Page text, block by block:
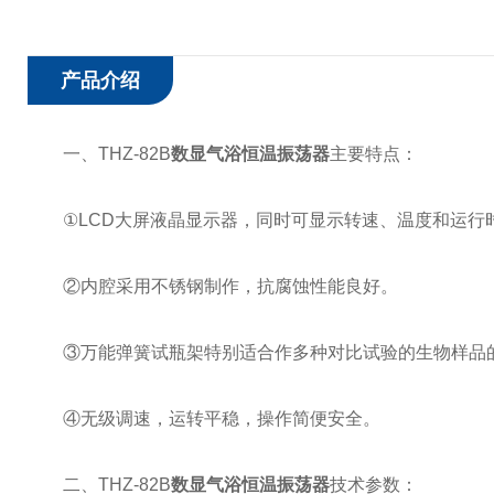
产品介绍
一、THZ-82B数显气浴恒温振荡器主要特点：
①LCD大屏液晶显示器，同时可显示转速、温度和运行
②内腔采用不锈钢制作，抗腐蚀性能良好。
③万能弹簧试瓶架特别适合作多种对比试验的生物样品
④无级调速，运转平稳，操作简便安全。
二、THZ-82B数显气浴恒温振荡器技术参数：